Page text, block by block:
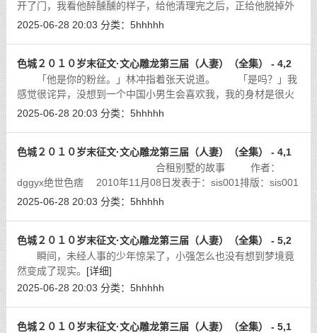
开了门，我看他醉醺醺的样子，给他清理完之后，正给他脱掉外
套的时候，他扑到了我的身上，这时候我心如鹿撞，呼吸急促，
2025-06-28 20:03 分类： 5hhhhh
色城２０１０岁末征文·文心雕龙第三届（人妻）（全集） - 4,2
「他是你的粉丝。」林冲指着张天说道。 「是吗？」我
感觉很诧异，没想到一个中国小男生会喜欢我，我的身材是很火
辣，我是很童颜巨乳，但没必要喜欢我吧！
2025-06-28 20:03 分类： 5hhhhh
色城２０１０岁末征文·文心雕龙第三届（人妻）（全集） - 4,1
合租别墅的故事 作者：
dggyx绝世色痞 2010年11月08日发表于：sis001排版：sis001
藏书馆[详细]
2025-06-28 20:03 分类： 5hhhhh
色城２０１０岁末征文·文心雕龙第三届（人妻）（全集） - 5,2
瞬间，未经人事的少年惊呆了，小强怎么也没有想到梦境竟
然变成了现实。 [详细]
2025-06-28 20:03 分类： 5hhhhh
色城２０１０岁末征文·文心雕龙第三届（人妻）（全集） - 5,1